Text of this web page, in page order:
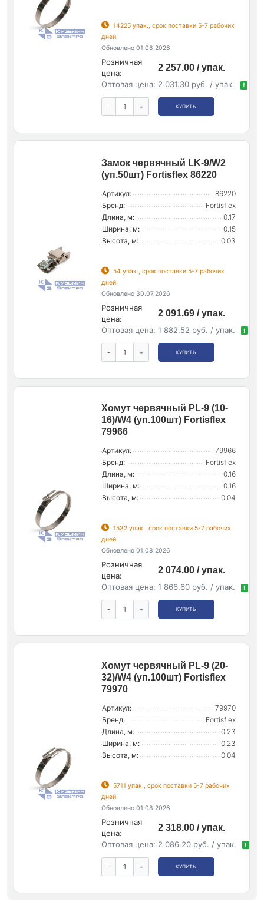
14225 упак., срок поставки 5-7 рабочих
дней
Обновлено 01.08.2026
Розничная
цена:
2 257.00 / упак.
Оптовая цена: 2 031.30 руб. / упак. !
- + КУПИТЬ
Замок червячный LK-9/W2
(уп.50шт) Fortisflex 86220
Артикул:
86220
Бренд:
Fortisflex
Длина, м:
0.17
Ширина, м:
0.15
Высота, м:
0.03
54 упак., срок поставки 5-7 рабочих
дней
Обновлено 30.07.2026
Розничная
цена:
2 091.69 / упак.
Оптовая цена: 1 882.52 руб. / упак. !
- + КУПИТЬ
Хомут червячный PL-9 (10-
16)/W4 (уп.100шт) Fortisflex
79966
Артикул:
79966
Бренд:
Fortisflex
Длина, м:
0.16
Ширина, м:
0.16
Высота, м:
0.04
1532 упак., срок поставки 5-7 рабочих
дней
Обновлено 01.08.2026
Розничная
цена:
2 074.00 / упак.
Оптовая цена: 1 866.60 руб. / упак. !
- + КУПИТЬ
Хомут червячный PL-9 (20-
32)/W4 (уп.100шт) Fortisflex
79970
Артикул:
79970
Бренд:
Fortisflex
Длина, м:
0.23
Ширина, м:
0.23
Высота, м:
0.04
5711 упак., срок поставки 5-7 рабочих
дней
Обновлено 01.08.2026
Розничная
цена:
2 318.00 / упак.
Оптовая цена: 2 086.20 руб. / упак. !
- + КУПИТЬ